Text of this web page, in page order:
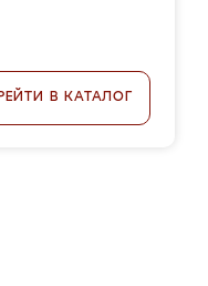
В КАТАЛОГ